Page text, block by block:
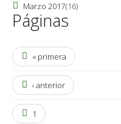
Marzo 2017(16)
Páginas
« primera
‹ anterior
1